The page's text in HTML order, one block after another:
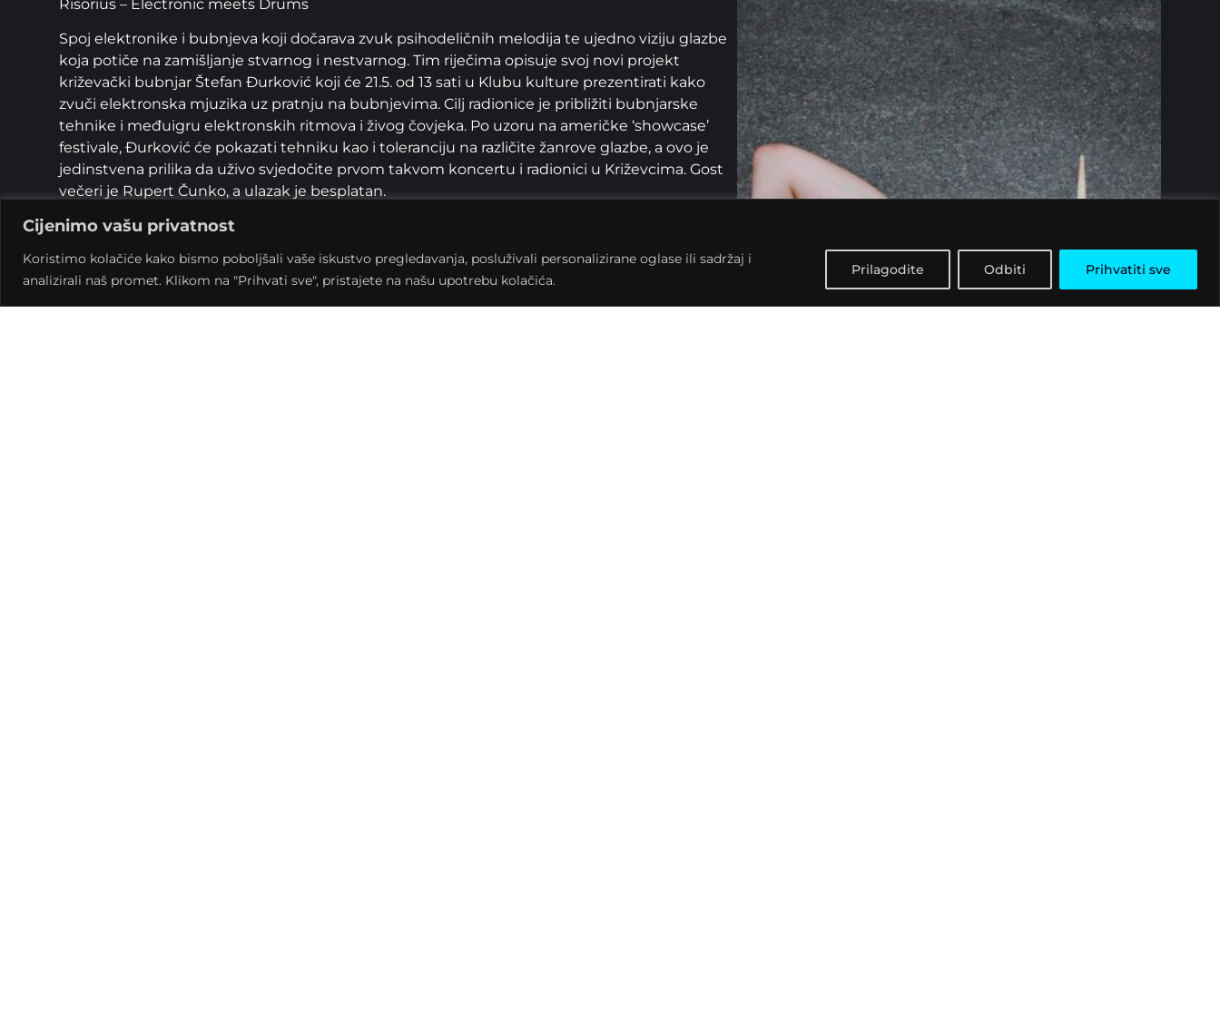
Cijenimo vašu privatnost
Koristimo kolačiće kako bismo poboljšali vaše iskustvo pregledavanja, posluživali personalizirane oglase ili sadržaj i
analizirali naš promet. Klikom na "Prihvati sve", pristajete na našu upotrebu kolačića.
Prilagodite Odbiti Prihvatiti sve
Risorius – Electronic meets Drums
Spoj elektronike i bubnjeva koji dočarava zvuk psihodeličnih melodija te ujedno viziju glazbe
koja potiče na zamišljanje stvarnog i nestvarnog. Tim riječima opisuje svoj novi projekt
križevački bubnjar Štefan Đurković koji će 21.5. od 13 sati u Klubu kulture prezentirati kako
zvuči elektronska mjuzika uz pratnju na bubnjevima. Cilj radionice je približiti bubnjarske
tehnike i međuigru elektronskih ritmova i živog čovjeka. Po uzoru na američke ‘showcase’
festivale, Đurković će pokazati tehniku kao i toleranciju na različite žanrove glazbe, a ovo je
jedinstvena prilika da uživo svjedočite prvom takvom koncertu i radionici u Križevcima. Gost
večeri je Rupert Čunko, a ulazak je besplatan.